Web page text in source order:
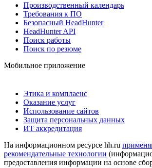
Производственный календарь
Требования к ПО
Безопасный HeadHunter
HeadHunter API
Поиск работы
Поиск по резюме
Мобильное приложение
Этика и комплаенс
Оказание услуг
Использование сайтов
Защита персональных данных
ИТ аккредитация
На информационном ресурсе hh.ru
рекомендательные технологии
предоставления информации на основе